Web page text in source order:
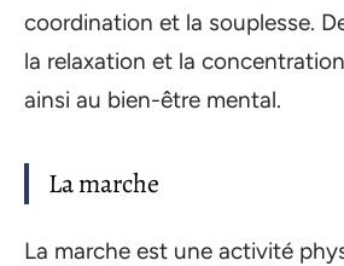
coordination et la souplesse.
la relaxation et la
ainsi au bien-être mental.
La marche
La marche est une activité